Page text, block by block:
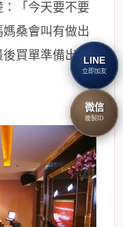
「今天要不要
桑會叫有做出
買單準備出場LINE
立即加友
微信
複製ID